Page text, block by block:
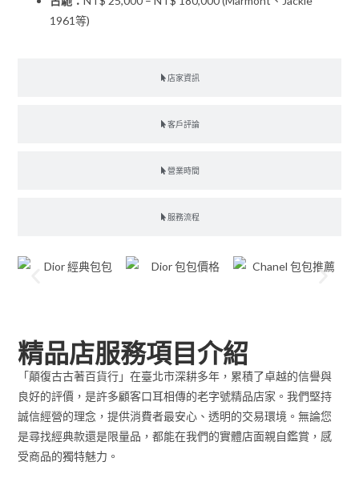
店家資訊
客戶評論
營業時間
服務流程
1961等)
精品店服務項目介紹
「顛復古古著百貨行」在臺北市深耕多年，累積了卓越的信譽與
良好的評價，是許多顧客口耳相傳的老字號精品店家。我們堅持
誠信經營的理念，提供消費者最安心、透明的交易環境。無論您
是尋找經典款還是限量品，都能在我們的實體店面親自鑑賞，感
受商品的獨特魅力。